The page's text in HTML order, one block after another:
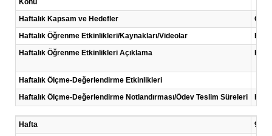
Konu
Haftalık Kapsam ve Hedefler
Haftalık Öğrenme Etkinlikleri/Kaynakları/Videolar
Haftalık Öğrenme Etkinlikleri Açıklama
Her
Haftalık Ölçme-Değerlendirme Etkinlikleri
Haftalık Ölçme-Değerlendirme Notlandırması/Ödev Teslim Süreleri
Her
Hafta
9